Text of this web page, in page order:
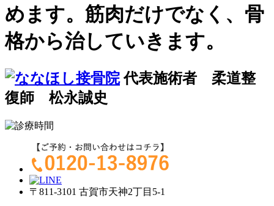
めます。筋肉だけでなく、骨
格から治していきます。
代表施術者 柔道整
復師 松永誠史
〒811-3101 古賀市天神2丁目5-1